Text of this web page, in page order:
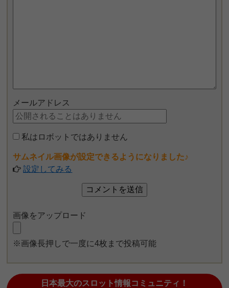
メールアドレス
私はロボットではありません
サムネイル画像が設定できるようになりました♪
設定してみる
画像をアップロード
※画像長押しで一度に4枚まで投稿可能
日本最大のスロット情報コミュニティ！